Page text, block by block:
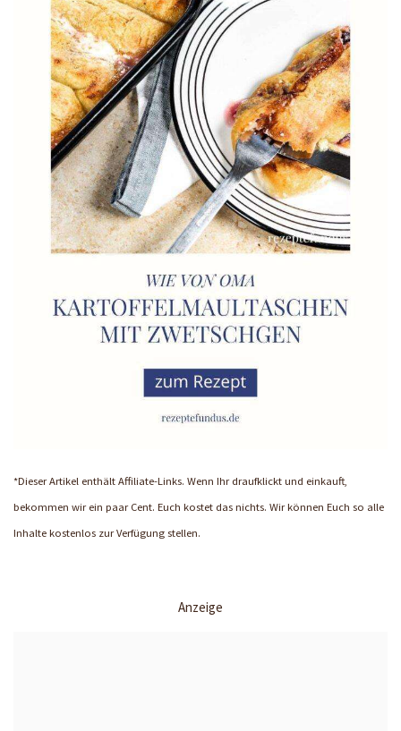
*Dieser Artikel enthält Affiliate-Links. Wenn Ihr draufklickt und einkauft,
bekommen wir ein paar Cent. Euch kostet das nichts. Wir können Euch so alle
Inhalte kostenlos zur Verfügung stellen.
Anzeige